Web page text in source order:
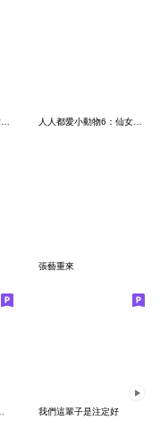
人人都愛小動物6：仙女打工 言不由衷
張藝重來
我們這輩子是注定好